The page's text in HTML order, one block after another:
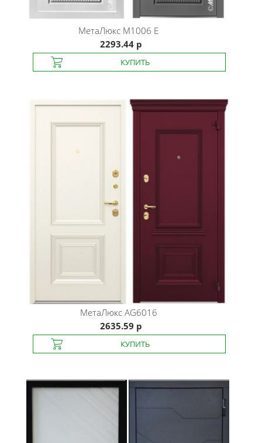
МетаЛюкс M1006 E
2293.44 р
МетаЛюксAG6016
2635.59 р